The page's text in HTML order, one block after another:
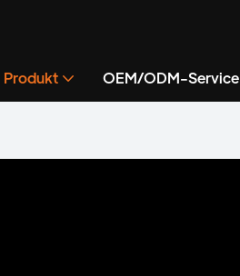
Produkt OEM/ODM-Service